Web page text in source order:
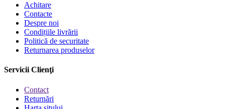
Achitare
Contacte
Despre noi
Condițiile livrării
Politică de securitate
Returnarea produselor
Servicii Clienţi
Contact
Returnări